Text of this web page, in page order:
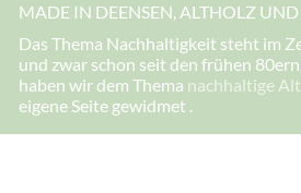
a
l
-
A
d
r
MADE IN DEENSEN, ALTHOLZ
Das Thema Nachhaltigkeit steht im
und zwar schon seit den frühen
haben wir dem Thema nachhaltige
eigene Seite gewidmet .